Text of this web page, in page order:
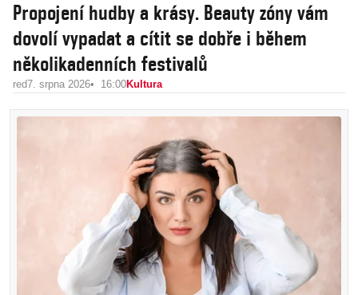
Propojení hudby a krásy. Beauty zóny vám
dovolí vypadat a cítit se dobře i během
několikadenních festivalů
red7. srpna 2026 16:00Kultura